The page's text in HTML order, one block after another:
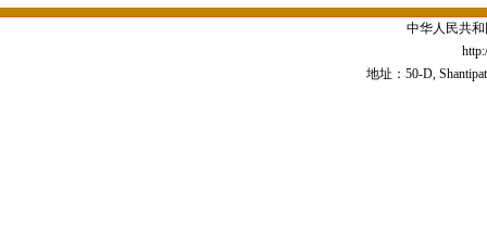
中华人民共
地址：50-D,